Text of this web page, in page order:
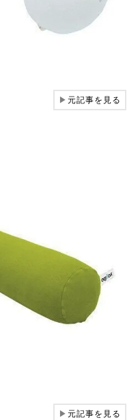
▶元記事を見る
▶元記事を見る